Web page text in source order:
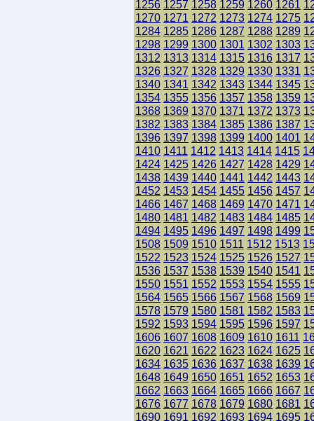
1256 1257 1258 1259 1260 1261
1270 1271 1272 1273 1274 1275
1284 1285 1286 1287 1288 1289
1298 1299 1300 1301 1302 1303
1312 1313 1314 1315 1316 1317
1326 1327 1328 1329 1330 1331
1340 1341 1342 1343 1344 1345
1354 1355 1356 1357 1358 1359
1368 1369 1370 1371 1372 1373
1382 1383 1384 1385 1386 1387
1396 1397 1398 1399 1400 1401
1410 1411 1412 1413 1414 1415
1424 1425 1426 1427 1428 1429
1438 1439 1440 1441 1442 1443
1452 1453 1454 1455 1456 1457
1466 1467 1468 1469 1470 1471
1480 1481 1482 1483 1484 1485
1494 1495 1496 1497 1498 1499
1508 1509 1510 1511 1512 1513
1522 1523 1524 1525 1526 1527
1536 1537 1538 1539 1540 1541
1550 1551 1552 1553 1554 1555
1564 1565 1566 1567 1568 1569
1578 1579 1580 1581 1582 1583
1592 1593 1594 1595 1596 1597
1606 1607 1608 1609 1610 1611
1620 1621 1622 1623 1624 1625
1634 1635 1636 1637 1638 1639
1648 1649 1650 1651 1652 1653
1662 1663 1664 1665 1666 1667
1676 1677 1678 1679 1680 1681
1690 1691 1692 1693 1694 1695